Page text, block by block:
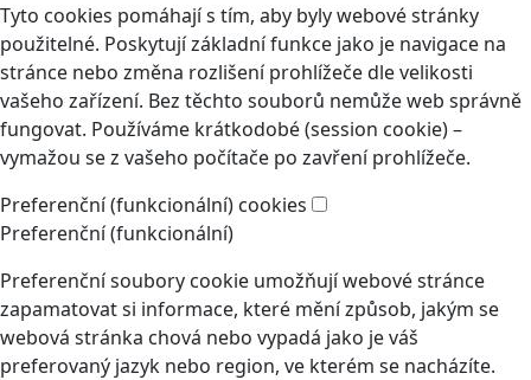
Tyto cookies pomáhají s tím, aby byly webové stránky
použitelné. Poskytují základní funkce jako je navigace na
stránce nebo změna rozlišení prohlížeče dle velikosti
vašeho zařízení. Bez těchto souborů nemůže web správně
fungovat. Používáme krátkodobé (session cookie) –
vymažou se z vašeho počítače po zavření prohlížeče.
Preferenční (funkcionální) cookies
Preferenční (funkcionální)
Preferenční soubory cookie umožňují webové stránce
zapamatovat si informace, které mění způsob, jakým se
webová stránka chová nebo vypadá jako je váš
preferovaný jazyk nebo region, ve kterém se nacházíte.